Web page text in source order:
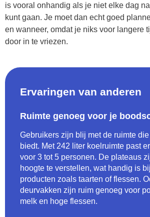
is vooral onhandig als je niet elke dag
kunt gaan. Je moet dan echt goed
en wanneer, omdat je niks voor langere
door in te vriezen.
Ervaringen van anderen
Ruimte genoeg voor je
Gebruikers zijn blij met de ruimte
biedt. Met 242 liter koelruimte past
voor 3 tot 5 personen. De plateaus
hoogte te verstellen, wat handig is
producten zoals taarten of flessen.
deurvakken zijn ruim genoeg voor
melk en hoge flessen.